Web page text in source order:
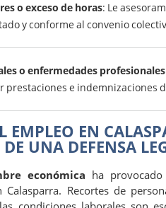
o exceso de horas: Le
y conforme al convenio
o enfermedades profesionales
prestaciones e indemnizaciones
EMPLEO EN
UNA DEFENSA
económica ha
Calasparra. Recortes de